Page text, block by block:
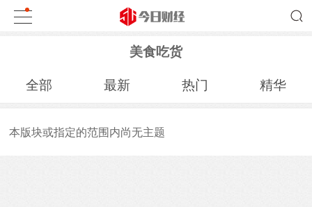
美食吃货
全部 最新 热门 精华
本版块或指定的范围内尚无主题